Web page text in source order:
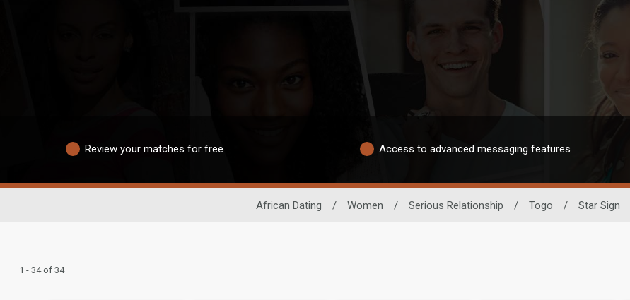
Review your matches for free Access to advanced messaging features
African Dating / Women / Serious Relationship / Togo / Star Sign
1 - 34 of 34